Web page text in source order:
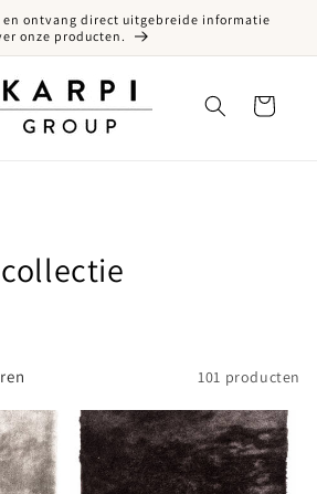
en ontvang direct uitgebreide informatie
onze producten.
Winkelwagen
101 producten